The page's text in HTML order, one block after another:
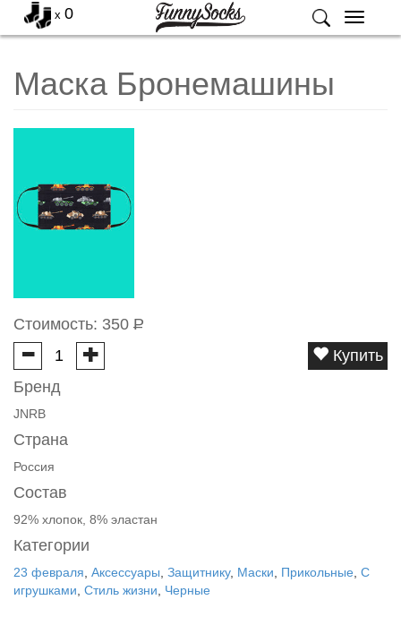
Меню
x 0
Маска Бронемашины
Стоимость: 350 Р
Купить
Бренд
JNRB
Страна
Россия
Состав
92% хлопок, 8% эластан
Категории
23 февраля Аксессуары Защитнику, Маски Прикольные С
игрушками Стиль жизни Черные